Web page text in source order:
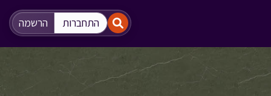
התחברות הרשמה